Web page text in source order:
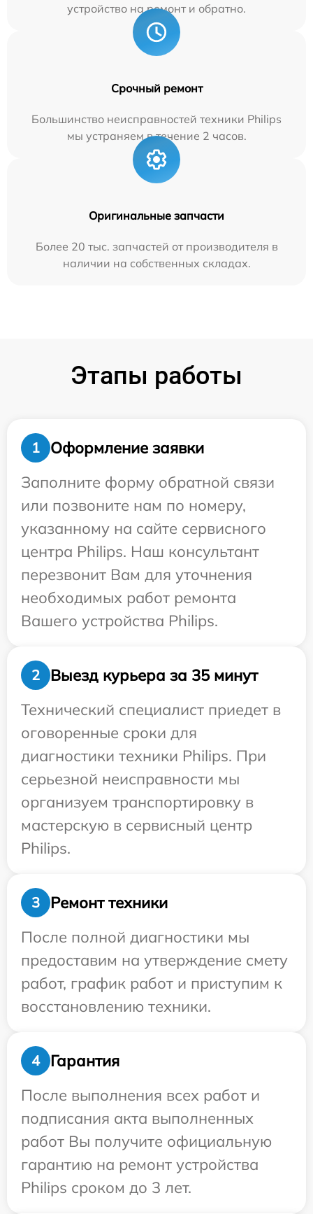
устройство на ремонт и обратно.
Срочный ремонт
Большинство неисправностей техники Philips
мы устраняем в течение 2 часов.
Оригинальные запчасти
Более 20 тыс. запчастей от производителя в
наличии на собственных складах.
Этапы работы
1
Оформление заявки
Заполните форму обратной связи
или позвоните нам по номеру,
указанному на сайте сервисного
центра Philips. Наш консультант
перезвонит Вам для уточнения
необходимых работ ремонта
Вашего устройства Philips.
2
Выезд курьера за 35 минут
Технический специалист приедет в
оговоренные сроки для
диагностики техники Philips. При
серьезной неисправности мы
организуем транспортировку в
мастерскую в сервисный центр
Philips.
3
Ремонт техники
После полной диагностики мы
предоставим на утверждение смету
работ, график работ и приступим к
восстановлению техники.
4
Гарантия
После выполнения всех работ и
подписания акта выполненных
работ Вы получите официальную
гарантию на ремонт устройства
Philips сроком до 3 лет.